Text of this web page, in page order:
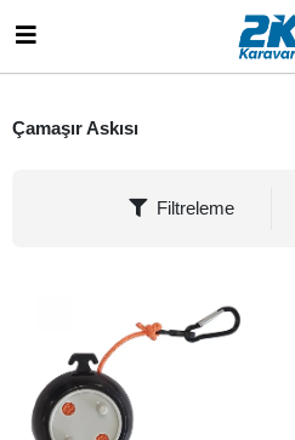
Çamaşır Askısı
Filtreleme